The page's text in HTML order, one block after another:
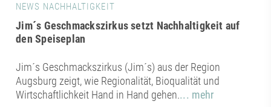
NEWS NACHHALTIGKEIT
Jim´s Geschmackszirkus setzt Nachhaltigkeit auf
den Speiseplan
Jim´s Geschmackszirkus (Jim´s) aus der Region
Augsburg zeigt, wie Regionalität, Bioqualität und
Wirtschaftlichkeit Hand in Hand gehen.... mehr